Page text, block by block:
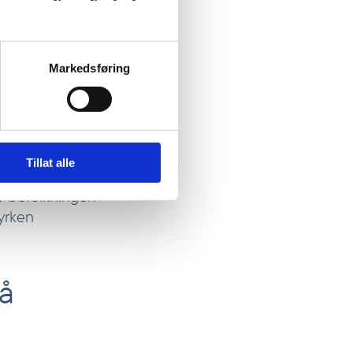
Markedsføring
Tillat alle
inn i
brukes på
vare på sine
Aukrust.
i
befolkningen